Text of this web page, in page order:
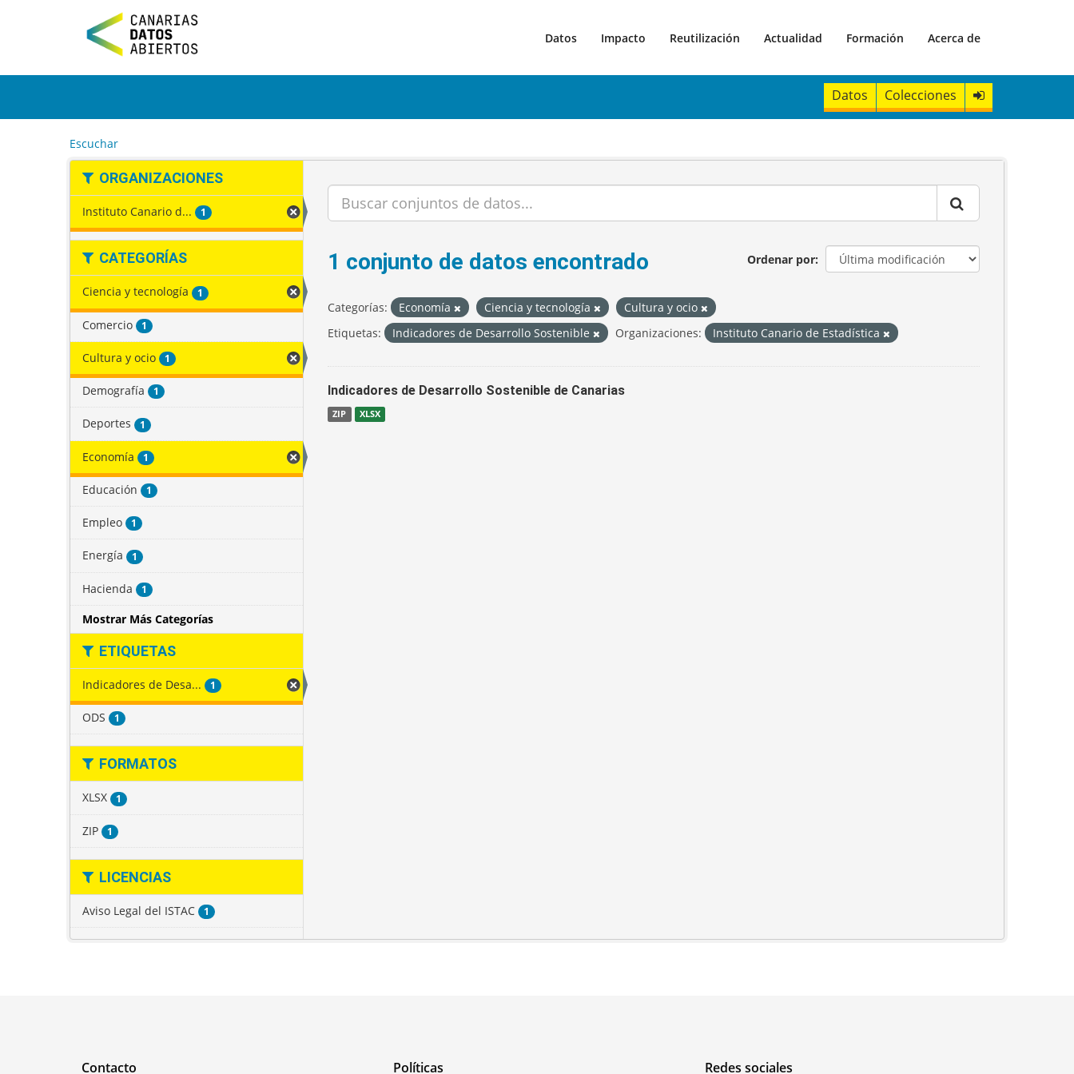
t
Datos Impacto Reutilización Actualidad Formación Acerca de
Datos Colecciones
Escuchar
ORGANIZACIONES
Instituto Canario d... 1
CATEGORÍAS
Ciencia y tecnología 1
Comercio 1
Cultura y ocio 1
Demografía 1
Deportes 1
Economía 1
Educación 1
Empleo 1
Energía 1
Hacienda 1
Mostrar Más Categorías
ETIQUETAS
Indicadores de Desa... 1
ODS 1
FORMATOS
XLSX 1
ZIP 1
LICENCIAS
Aviso Legal del ISTAC 1
Ordenar por
1 conjunto de datos encontrado
Categorías: Economía Ciencia y tecnología
Cultura y ocio
Etiquetas:
Indicadores de Desarrollo Sostenible Organizaciones: Instituto Canario de Estadística
Indicadores de Desarrollo Sostenible de Canarias
ZIP XLSX
Contacto Políticas Redes sociales